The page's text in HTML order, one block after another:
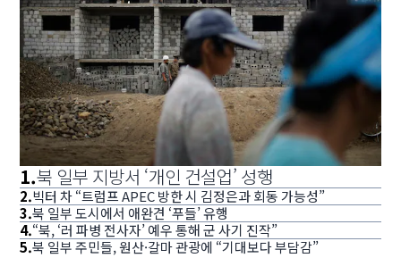
1.북 일부 지방서 ‘개인 건설업’ 성행
2.빅터 차 “트럼프 APEC 방한 시 김정은과 회동 가능성”
3.북 일부 도시에서 애완견 ‘푸들’ 유행
4.“북, ‘러 파병 전사자’ 예우 통해 군 사기 진작”
5.북 일부 주민들, 원산·갈마 관광에 “기대보다 부담감”